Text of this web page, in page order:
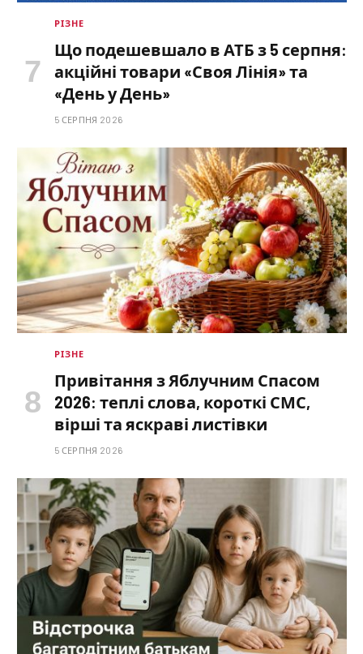
РІЗНЕ
Що подешевшало в АТБ з 5 серпня:
акційні товари «Своя Лінія» та
«День у День»
5 СЕРПНЯ 2026
РІЗНЕ
Привітання з Яблучним Спасом
2026: теплі слова, короткі СМС,
вірші та яскраві листівки
5 СЕРПНЯ 2026